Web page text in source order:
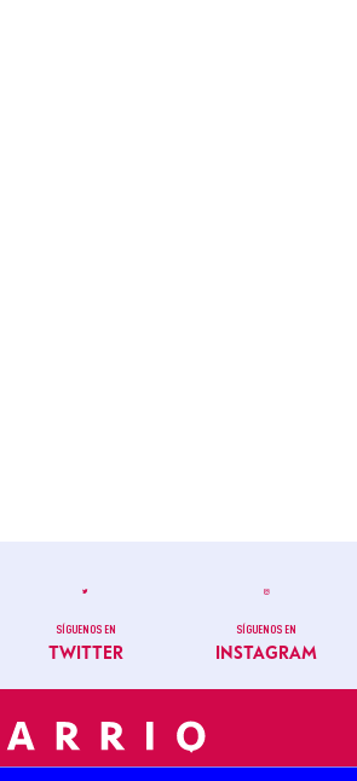
SÍGUENOS EN
TWITTER
SÍGUENOS EN
INSTAGRAM